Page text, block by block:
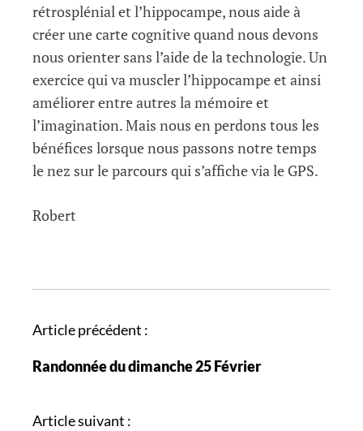
rétrosplénial et l’hippocampe, nous aide à
créer une carte cognitive quand nous devons
nous orienter sans l’aide de la technologie. Un
exercice qui va muscler l’hippocampe et ainsi
améliorer entre autres la mémoire et
l’imagination. Mais nous en perdons tous les
bénéfices lorsque nous passons notre temps
le nez sur le parcours qui s’affiche via le GPS.
Robert
N
v
g
Article précédent :
Randonnée du dimanche 25 Février
Article suivant :